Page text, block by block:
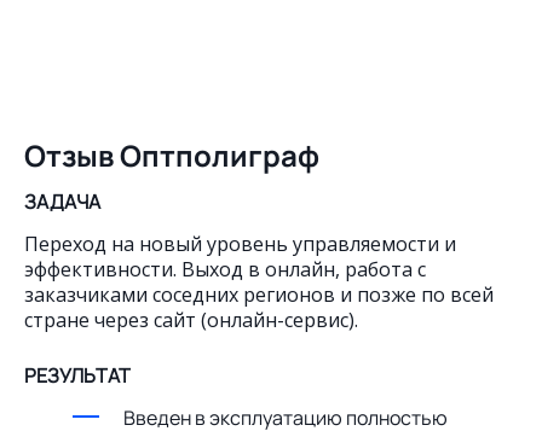
Отзыв Оптполиграф
ЗАДАЧА
Переход на новый уровень управляемости и
эффективности. Выход в онлайн, работа с
заказчиками соседних регионов и позже по всей
стране через сайт (онлайн-сервис).
РЕЗУЛЬТАТ
Введен в эксплуатацию полностью